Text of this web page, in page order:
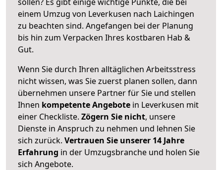
einem Umzug von Leverkusen nach Laichingen
zu beachten sind. Angefangen bei der Planung
bis hin zum Verpacken Ihres kostbaren Hab &
Gut.
Wenn Sie durch Ihren alltäglichen Arbeitsstress
nicht wissen, was Sie zuerst planen sollen, dann
übernehmen unsere Partner für Sie und stellen
Ihnen kompetente Angebote in Leverkusen mit
einer Checkliste. Zögern Sie nicht, unsere
Dienste in Anspruch zu nehmen und lehnen Sie
sich zurück. Vertrauen Sie unserer 14 Jahre
Erfahrung in der Umzugsbranche und holen Sie
sich Angebote.